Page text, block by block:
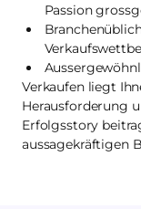
Passion
Verkaufen liegt
Herausforderung
Erfolgsstory
aussagekräftigen